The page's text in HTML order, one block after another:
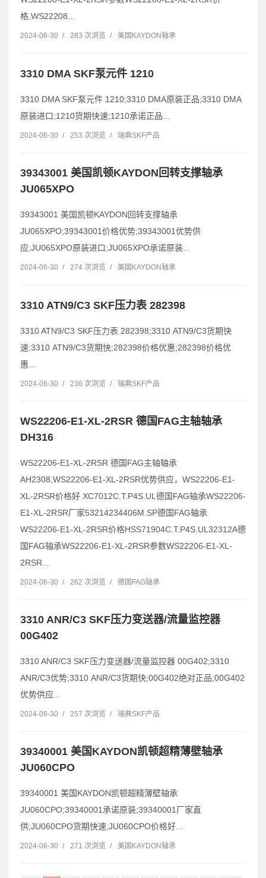
格,WS22208...
2024-06-30 / 283 次浏览 / 美国KAYDON轴承
3310 DMA SKF泵元件 1210
3310 DMA SKF泵元件 1210;3310 DMA原装正品;3310 DMA
原装进口;1210货期快速;1210承诺正品...
2024-06-30 / 253 次浏览 / 瑞典SKF产品
39343001 美国凯顿KAYDON回转支撑轴承
JU065XPO
39343001 美国凯顿KAYDON回转支撑轴承
JU065XPO;39343001价格优势;39343001优势供
应;JU065XPO原装进口;JU065XPO承诺原装...
2024-06-30 / 274 次浏览 / 美国KAYDON轴承
3310 ATN9/C3 SKF压力表 282398
3310 ATN9/C3 SKF压力表 282398;3310 ATN9/C3货期快
速;3310 ATN9/C3货期快;282398价格优惠;282398价格优
惠...
2024-06-30 / 236 次浏览 / 瑞典SKF产品
WS22206-E1-XL-2RSR 德国FAG主轴轴承
DH316
WS22206-E1-XL-2RSR 德国FAG主轴轴承
AH2308,WS22206-E1-XL-2RSR优势供应，WS22206-E1-
XL-2RSR价格好 XC7012C.T.P4S.UL德国FAG轴承WS22206-
E1-XL-2RSR厂家53214234406M.SP德国FAG轴承
WS22206-E1-XL-2RSR价格HSS71904C.T.P4S.UL32312A德
国FAG轴承WS22206-E1-XL-2RSR参数WS22206-E1-XL-
2RSR...
2024-06-30 / 262 次浏览 / 德国FAG轴承
3310 ANR/C3 SKF压力变送器/流量监控器
00G402
3310 ANR/C3 SKF压力变送器/流量监控器 00G402;3310
ANR/C3优势;3310 ANR/C3货期快;00G402绝对正品;00G402
优势供应...
2024-06-30 / 257 次浏览 / 瑞典SKF产品
39340001 美国KAYDON凯顿超精薄壁轴承
JU060CPO
39340001 美国KAYDON凯顿超精薄壁轴承
JU060CPO;39340001承诺原装;39340001厂家直
供;JU060CPO货期快速;JU060CPO价格好...
2024-06-30 / 271 次浏览 / 美国KAYDON轴承